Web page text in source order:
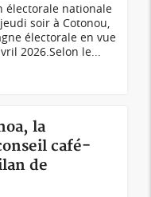
électorale nationale
soir à Cotonou,
électorale en vue
2026.Selon le...
la
café-
de